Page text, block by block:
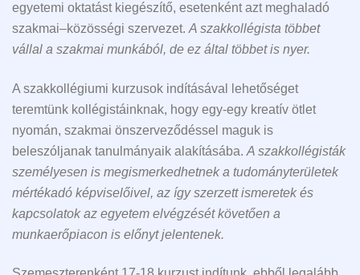
egyetemi oktatást kiegészítő, esetenként azt meghaladó
szakmai–közösségi szervezet. A szakkollégista többet
vállal a szakmai munkából, de ez által többet is nyer.
A szakkollégiumi kurzusok indításával lehetőséget
teremtünk kollégistáinknak, hogy egy-egy kreatív ötlet
nyomán, szakmai önszerveződéssel maguk is
beleszóljanak tanulmányaik alakításába. A szakkollégisták
személyesen is megismerkedhetnek a tudományterületek
mértékadó képviselőivel, az így szerzett ismeretek és
kapcsolatok az egyetem elvégzését követően a
munkaerőpiacon is előnyt jelentenek.